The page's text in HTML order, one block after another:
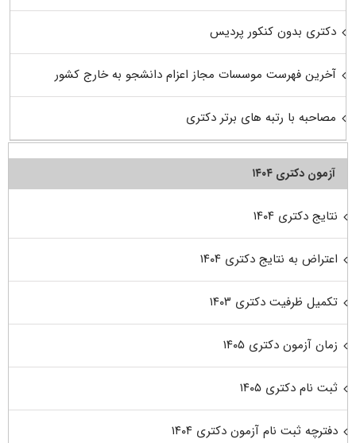
دکتری بدون کنکور پردیس
آخرین فهرست موسسات مجاز اعزام دانشجو به خارج کشور
مصاحبه با رتبه های برتر دکتری
آزمون دکتری ۱۴۰۴
نتایج دکتری ۱۴۰۴
اعتراض به نتایج دکتری ۱۴۰۴
تکمیل ظرفیت دکتری ۱۴۰۳
زمان آزمون دکتری ۱۴۰۵
ثبت نام دکتری ۱۴۰۵
دفترچه ثبت نام آزمون دکتری ۱۴۰۴